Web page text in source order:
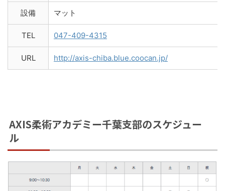
設備 マット
TEL 047-409-4315
URL http://axis-chiba.blue.coocan.jp/
AXIS柔術アカデミー千葉支部のスケジュー
ル